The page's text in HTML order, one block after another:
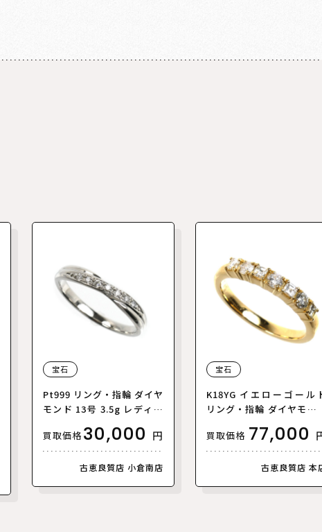
宝石
Pt999 リング・指輪 ダイヤ
モンド 13号 3.5g レディー
買取価格 30,000 円
古恵良質店 小倉南店
宝石
K18YG イエローゴール
リング・指輪 ダイヤモン
ス【中古】
買取価格 77,000
古恵良質店 本